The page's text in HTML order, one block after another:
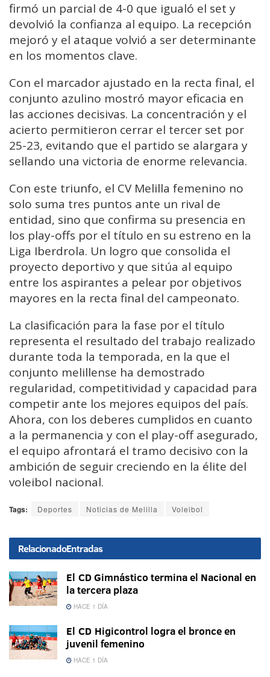
firmó un parcial de 4-0 que igualó el set y
devolvió la confianza al equipo. La recepción
mejoró y el ataque volvió a ser determinante
en los momentos clave.
Con el marcador ajustado en la recta final, el
conjunto azulino mostró mayor eficacia en
las acciones decisivas. La concentración y el
acierto permitieron cerrar el tercer set por
25-23, evitando que el partido se alargara y
sellando una victoria de enorme relevancia.
Con este triunfo, el CV Melilla femenino no
solo suma tres puntos ante un rival de
entidad, sino que confirma su presencia en
los play-offs por el título en su estreno en la
Liga Iberdrola. Un logro que consolida el
proyecto deportivo y que sitúa al equipo
entre los aspirantes a pelear por objetivos
mayores en la recta final del campeonato.
La clasificación para la fase por el título
representa el resultado del trabajo realizado
durante toda la temporada, en la que el
conjunto melillense ha demostrado
regularidad, competitividad y capacidad para
competir ante los mejores equipos del país.
Ahora, con los deberes cumplidos en cuanto
a la permanencia y con el play-off asegurado,
el equipo afrontará el tramo decisivo con la
ambición de seguir creciendo en la élite del
voleibol nacional.
Tags: Deportes Noticias de Melilla Voleibol
RelacionadoEntradas
El CD Gimnástico termina el Nacional en
la tercera plaza
HACE 1 DÍA
El CD Higicontrol logra el bronce en
juvenil femenino
HACE 1 DÍA